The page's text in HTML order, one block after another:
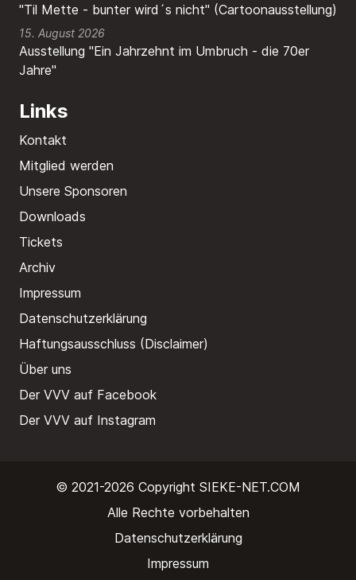
"Til Mette - bunter wird´s nicht" (Cartoonausstellung)
15. August 2026
Ausstellung "Ein Jahrzehnt im Umbruch - die 70er
Jahre"
Links
Kontakt
Mitglied werden
Unsere Sponsoren
Downloads
Tickets
Archiv
Impressum
Datenschutzerklärung
Haftungsausschluss (Disclaimer)
Über uns
Der VVV auf Facebook
Der VVV auf Instagram
© 2021-2026 Copyright SIEKE-NET.COM
Alle Rechte vorbehalten
Datenschutzerklärung
Impressum